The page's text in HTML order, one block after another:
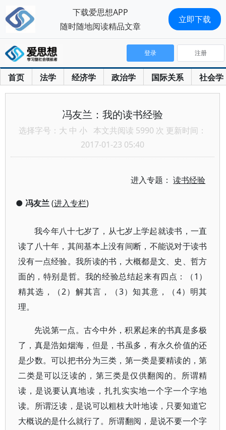
首页 法学 经济学 政治学 国际关系 社会学
登录 注册
冯友兰：我的读书经验
选择字号： 大 中 小 本文共阅读 5990 次 更新时间：
2017-01-23 05:40
进入专题：读书经验
● 冯友兰(进入专栏)
我今年八十七岁了，从七岁上学起就读书，一直
读了八十年，其间基本上没有间断，不能说对于读书
没有一点经验。我所读的书，大概都是文、史、哲方
面的，特别是哲。我的经验总结起来有四点：（1）
精其选，（2）解其言，（3）知其意，（4）明其
理。
先说第一点。古今中外，积累起来的书真是多极
了，真是浩如烟海，但是，书虽多，有永久价值的还
是少数。可以把书分为三类，第一类是要精读的，第
二类是可以泛读的，第三类是仅供翻阅的。所谓精
读，是说要认真地读，扎扎实实地一个字一个字地
读。所谓泛读，是说可以粗枝大叶地读，只要知道它
大概说的是什么就行了。所谓翻阅，是说不要一个字
下载爱思想APP
随时随地阅读精品文章
立即下载